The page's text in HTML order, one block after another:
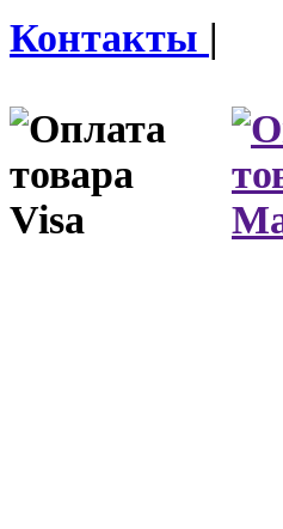
Контакты |